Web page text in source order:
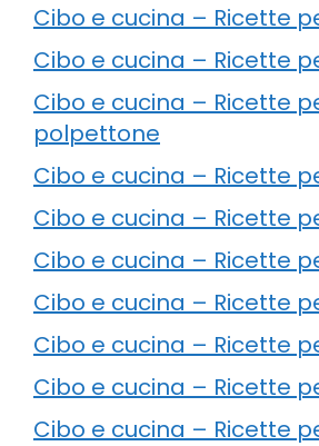
Cibo e cucina – Ricette
Cibo e cucina – Ricette
Cibo e cucina – Ricette
polpettone
Cibo e cucina – Ricette
Cibo e cucina – Ricette
Cibo e cucina – Ricette
Cibo e cucina – Ricette
Cibo e cucina – Ricette
Cibo e cucina – Ricette
Cibo e cucina – Ricette